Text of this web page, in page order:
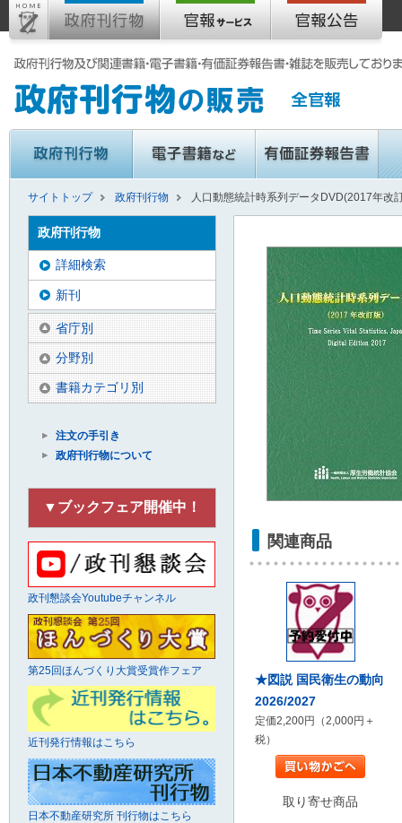
サイトトップ 政府刊行物 人口動態統計時系列データDVD(2017年改
関連商品
★図説 国民衛生の動向
2026/2027
定価2,200円（2,000円＋
税）
取り寄せ商品
政府刊行物
詳細検索
新刊
省庁別
分野別
書籍カテゴリ別
注文の手引き
政府刊行物について
▼ブックフェア開催中！
政刊懇談会Youtubeチャンネル
第25回ほんづくり大賞受賞作フェア
近刊発行情報はこちら
日本不動産研究所 刊行物はこちら